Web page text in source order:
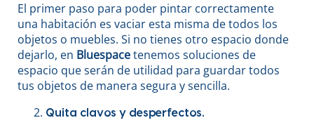
El primer paso para poder pintar correctamente
una habitación es vaciar esta misma de todos los
objetos o muebles. Si no tienes otro espacio donde
dejarlo, en Bluespacetenemos soluciones de
espacio que serán de utilidad para guardar todos
tus objetos de manera segura y sencilla.
Quita clavos y desperfectos.